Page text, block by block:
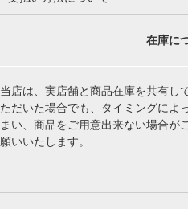
在庫に
当店は、実店舗と商品在庫を共有し
ただいた場合でも、タイミングによ
まい、商品をご用意出来ない場合が
願いいたします。